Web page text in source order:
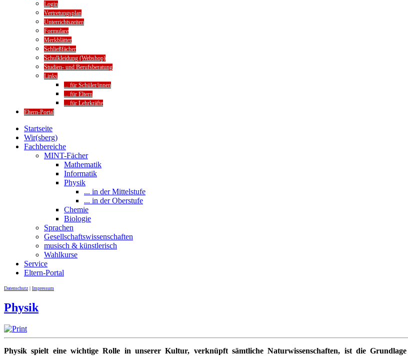
Login
Vertretungsplan
Unterrichtszeiten
Formulare
Merkblätter
Schließfächer
Schulkleidung (Webshop)
Studien- und Berufsberatung
Links
... für Schüler/innen
... für Eltern
... für Lehrkräfte
Eltern-Portal
Startseite
Wir(sberg)
Fachbereiche
MINT-Fächer
Mathematik
Informatik
Physik
... in der Mittelstufe
... in der Oberstufe
Chemie
Biologie
Sprachen
Gesellschaftswissenschaften
musisch & künstlerisch
Wahlkurse
Service
Eltern-Portal
Datenschutz | Impressum
Physik
Physik spielt eine wichtige Rolle in unserer Kultur, verknüpft sämtliche Naturwissenschaften, ist die